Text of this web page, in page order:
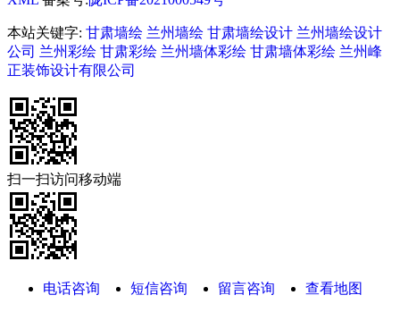
本站关键字: 甘肃墙绘 兰州墙绘 甘肃墙绘设计 兰州墙绘设计
公司 兰州彩绘 甘肃彩绘 兰州墙体彩绘 甘肃墙体彩绘 兰州峰
正装饰设计有限公司
扫一扫访问移动端
电话咨询 短信咨询 留言咨询 查看地图